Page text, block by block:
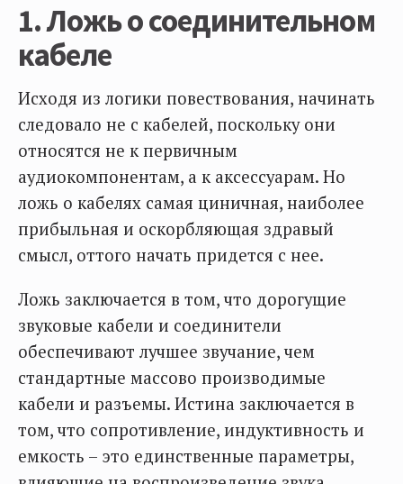
1. Ложь о соединительном
кабеле
Исходя из логики повествования, начинать
следовало не с кабелей, поскольку они
относятся не к первичным
аудиокомпонентам, а к аксессуарам. Но
ложь о кабелях самая циничная, наиболее
прибыльная и оскорбляющая здравый
смысл, оттого начать придется с нее.
Ложь заключается в том, что дорогущие
звуковые кабели и соединители
обеспечивают лучшее звучание, чем
стандартные массово производимые
кабели и разъемы. Истина заключается в
том, что сопротивление, индуктивность и
емкость – это единственные параметры,